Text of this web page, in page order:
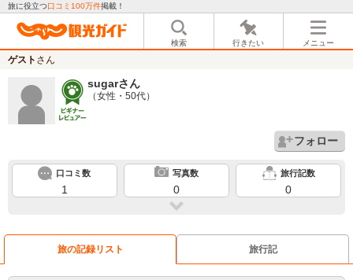
旅に役立つ口コミ100万件掲載！
検索 行きたい メニュー
ゲスト さん
sugarさん
（女性・50代）
フォロー
口コミ数
1
写真数
0
旅行記数
0
旅の記録リスト 旅行記